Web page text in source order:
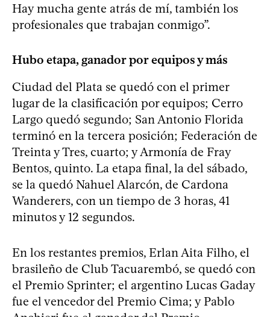
Hay mucha gente atrás de mí, también los
profesionales que trabajan conmigo”.
Hubo etapa, ganador por equipos y más
Ciudad del Plata se quedó con el primer
lugar de la clasificación por equipos; Cerro
Largo quedó segundo; San Antonio Florida
terminó en la tercera posición; Federación de
Treinta y Tres, cuarto; y Armonía de Fray
Bentos, quinto. La etapa final, la del sábado,
se la quedó Nahuel Alarcón, de Cardona
Wanderers, con un tiempo de 3 horas, 41
minutos y 12 segundos.
En los restantes premios, Erlan Aita Filho, el
brasileño de Club Tacuarembó, se quedó con
el Premio Sprinter; el argentino Lucas Gaday
fue el vencedor del Premio Cima; y Pablo